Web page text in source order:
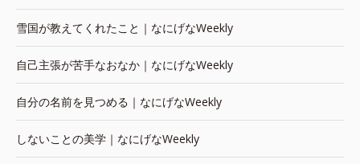
雪国が教えてくれたこと｜なにげなWeekly
自己主張が苦手なおなか｜なにげなWeekly
自分の名前を見つめる｜なにげなWeekly
しないことの美学｜なにげなWeekly